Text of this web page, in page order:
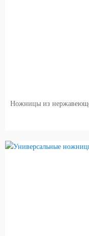
Ножницы из